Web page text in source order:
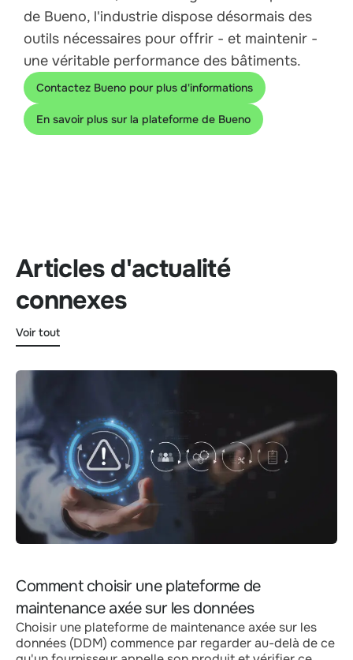
de Bueno, l'industrie dispose désormais des
outils nécessaires pour offrir - et maintenir -
une véritable performance des bâtiments.
Contactez Bueno pour plus d'informations
En savoir plus sur la plateforme de Bueno
Articles d'actualité
connexes
Voir tout
Comment choisir une plateforme de
maintenance axée sur les données
Choisir une plateforme de maintenance axée sur les
données (DDM) commence par regarder au-delà de ce